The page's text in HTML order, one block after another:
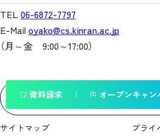
TEL 06-6872-7797
E-Mailoyako@cs.kinran.ac.jp
（月～金 9:00～17:00）
一覧へ戻る
資料請求 オープンキャン
サイトマップ
プライ